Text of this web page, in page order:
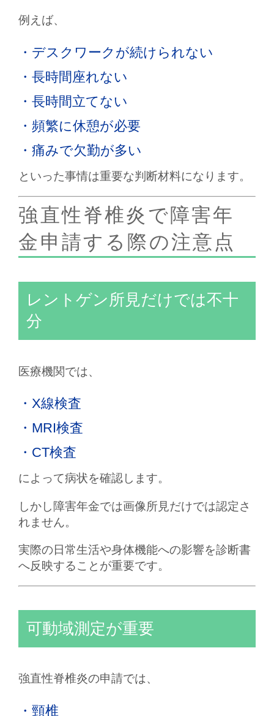
例えば、
・デスクワークが続けられない
・長時間座れない
・長時間立てない
・頻繁に休憩が必要
・痛みで欠勤が多い
といった事情は重要な判断材料になります。
強直性脊椎炎で障害年
金申請する際の注意点
レントゲン所見だけでは不十
分
医療機関では、
・X線検査
・MRI検査
・CT検査
によって病状を確認します。
しかし障害年金では画像所見だけでは認定さ
れません。
実際の日常生活や身体機能への影響を診断書
へ反映することが重要です。
可動域測定が重要
強直性脊椎炎の申請では、
・頸椎